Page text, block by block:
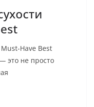
Have Best
это не просто